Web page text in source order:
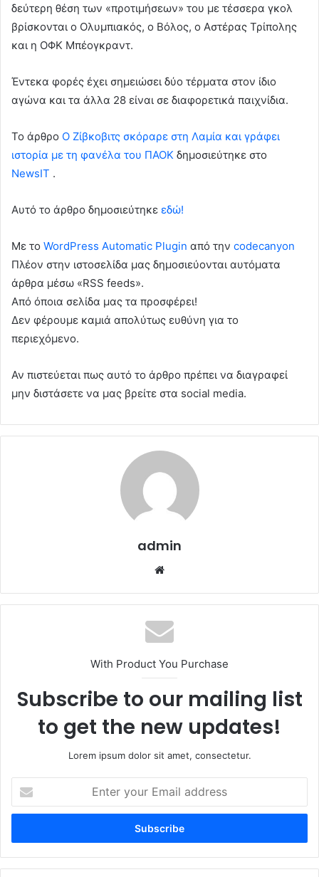
δεύτερη θέση των «προτιμήσεων» του με τέσσερα γκολ
βρίσκονται ο Ολυμπιακός, ο Βόλος, ο Αστέρας Τρίπολης
και η ΟΦΚ Μπέογκραντ.
Έντεκα φορές έχει σημειώσει δύο τέρματα στον ίδιο
αγώνα και τα άλλα 28 είναι σε διαφορετικά παιχνίδια.
To άρθρο Ο Ζίβκοβιτς σκόραρε στη Λαμία και γράφει
ιστορία με τη φανέλα του ΠΑΟΚ δημοσιεύτηκε στο
NewsIT .
Αυτό το άρθρο δημοσιεύτηκε εδώ!
Με το WordPress Automatic Plugin από την codecanyon
Πλέον στην ιστοσελίδα μας δημοσιεύονται αυτόματα
άρθρα μέσω «RSS feeds».
Από όποια σελίδα μας τα προσφέρει!
Δεν φέρουμε καμιά απολύτως ευθύνη για το
περιεχόμενο.
Αν πιστεύεται πως αυτό το άρθρο πρέπει να διαγραφεί
μην διστάσετε να μας βρείτε στα social media.
admin
With Product You Purchase
Subscribe to our mailing list
to get the new updates!
Lorem ipsum dolor sit amet, consectetur.
your
Email